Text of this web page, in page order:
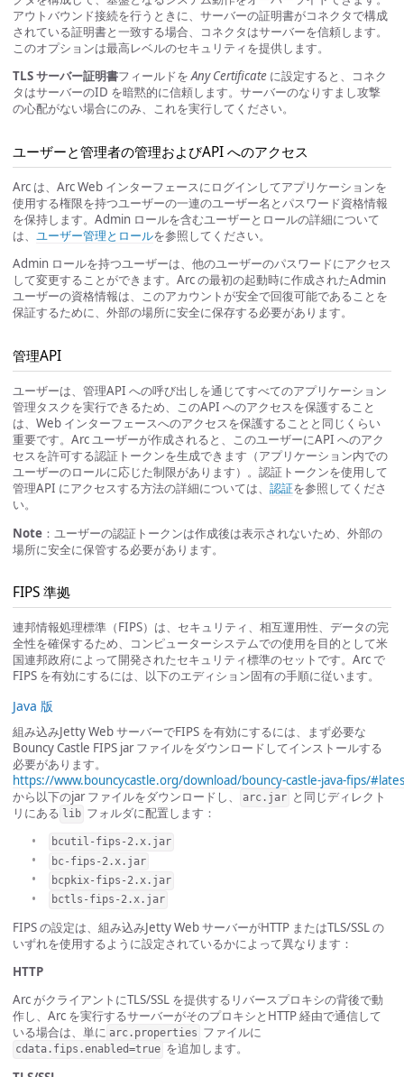
アウトバウンド接続を行うときに、サーバーの証明書がコネクタで構成
されている証明書と一致する場合、コネクタはサーバーを信頼します。
このオプションは最高レベルのセキュリティを提供します。
TLS サーバー証明書フィールドをAny Certificate に設定すると、コネク
タはサーバーのID を暗黙的に信頼します。サーバーのなりすまし攻撃
の心配がない場合にのみ、これを実行してください。
ユーザーと管理者の管理およびAPI へのアクセス
Arc は、Arc Web インターフェースにログインしてアプリケーションを
使用する権限を持つユーザーの一連のユーザー名とパスワード資格情報
を保持します。Admin ロールを含むユーザーとロールの詳細について
は、 ユーザー管理とロールを参照してください。
Admin ロールを持つユーザーは、他のユーザーのパスワードにアクセス
して変更することができます。Arc の最初の起動時に作成されたAdmin
ユーザーの資格情報は、このアカウントが安全で回復可能であることを
保証するために、外部の場所に安全に保存する必要があります。
管理API
ユーザーは、管理API への呼び出しを通じてすべてのアプリケーション
管理タスクを実行できるため、このAPI へのアクセスを保護すること
は、Web インターフェースへのアクセスを保護することと同じくらい
重要です。Arc ユーザーが作成されると、このユーザーにAPI へのアク
セスを許可する認証トークンを生成できます（アプリケーション内での
ユーザーのロールに応じた制限があります）。認証トークンを使用して
管理API にアクセスする方法の詳細については、 認証を参照してくださ
い。
Note ：ユーザーの認証トークンは作成後は表示されないため、外部の
場所に安全に保管する必要があります。
FIPS 準拠
連邦情報処理標準（FIPS）は、セキュリティ、相互運用性、データの完
全性を確保するため、コンピューターシステムでの使用を目的として米
国連邦政府によって開発されたセキュリティ標準のセットです。Arc で
FIPS を有効にするには、以下のエディション固有の手順に従います。
Java 版
組み込みJetty Web サーバーでFIPS を有効にするには、まず必要な
Bouncy Castle FIPS jar ファイルをダウンロードしてインストールする
必要があります。
https://www.bouncycastle.org/download/bouncy-castle-java-fips/
から以下のjar ファイルをダウンロードし、
arc.jar と同じディレクト
リにある lib フォルダに配置します：
bcutil-fips-2.x.jar
bc-fips-2.x.jar
bcpkix-fips-2.x.jar
bctls-fips-2.x.jar
FIPS の設定は、組み込みJetty Web サーバーがHTTP またはTLS/SSL の
いずれを使用するように設定されているかによって異なります：
HTTP
Arc がクライアントにTLS/SSL を提供するリバースプロキシの背後で動
作し、Arc を実行するサーバーがそのプロキシとHTTP 経由で通信して
いる場合は、単に arc.properties ファイルに
cdata.fips.enabled=true を追加します。